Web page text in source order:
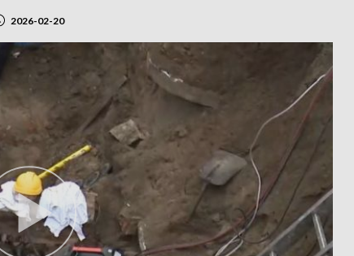
2026-02-20